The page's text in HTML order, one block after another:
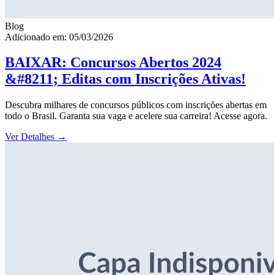
Blog
Adicionado em: 05/03/2026
BAIXAR: Concursos Abertos 2024
&#8211; Editas com Inscrições Ativas!
Descubra milhares de concursos públicos com inscrições abertas em
todo o Brasil. Garanta sua vaga e acelere sua carreira! Acesse agora.
Ver Detalhes →